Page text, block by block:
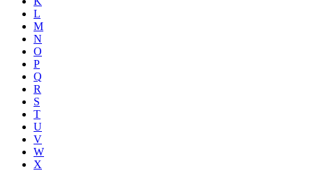
L
M
N
O
P
Q
R
S
T
U
V
W
X